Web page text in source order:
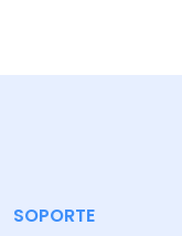
SOPORTE